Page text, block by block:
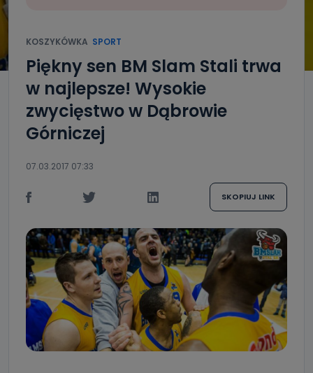
KOSZYKÓWKA SPORT
Piękny sen BM Slam Stali trwa
w najlepsze! Wysokie
zwycięstwo w Dąbrowie
Górniczej
07.03.2017 07:33
SKOPIUJ LINK